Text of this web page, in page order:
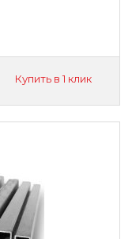
Купить в 1 клик